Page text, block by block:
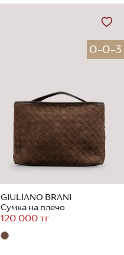
0-0-3
GIULIANO BRANI
Сумка на плечо
120 000 тг